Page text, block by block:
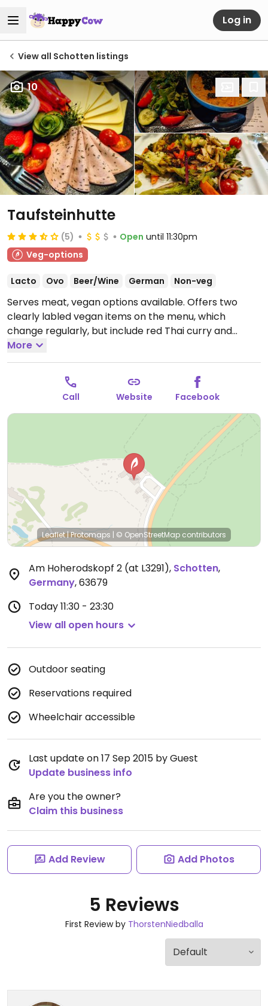
Log in
View all Schotten listings
10
Taufsteinhutte
(5) Open until 11:30pm
Veg-options
Lacto Ovo Beer/Wine German Non-veg
Serves meat, vegan options available. Offers two
clearly labled vegan items on the menu, which
change regularly, but include red Thai curry and
truffled mashed potatoes w/ sauteed mushrooms.
Rustic, alpine atmosphere. Located in the natural
park Hoher Vogelsberg, 8km outside the town of
Schotten between the mountain peaks
Hoherodskopf and Taufstein.Open Wed-Sun 11:30-
23:30.Closed Mon-Tue.
More
Call Website Facebook
Leaflet|Protomaps | © OpenStreetMap contributors
Am Hoherodskopf 2 (at L3291), Schotten,
Germany,63679
Today11:30 - 23:30
View all open hours
Outdoor seating
Reservations required
Wheelchair accessible
Last update on 17 Sep 2015 by Guest
Update business info
Are you the owner?
Claim this business
Add Review Add Photos
5 Reviews
First Review by ThorstenNiedballa